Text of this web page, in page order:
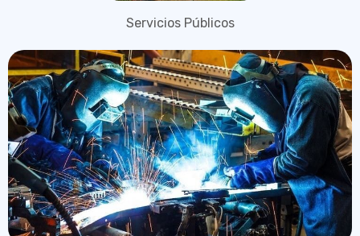
Servicios Públicos